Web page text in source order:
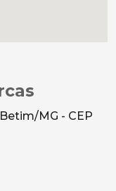
MG - CEP